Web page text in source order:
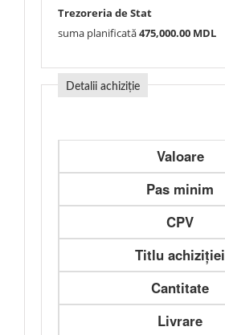
Trezoreria de Stat
suma planificată475,000.00 MDL
Detalii achiziție
Valoare
Pas minim
CPV
Titlu achiziției
Cantitate
Livrare